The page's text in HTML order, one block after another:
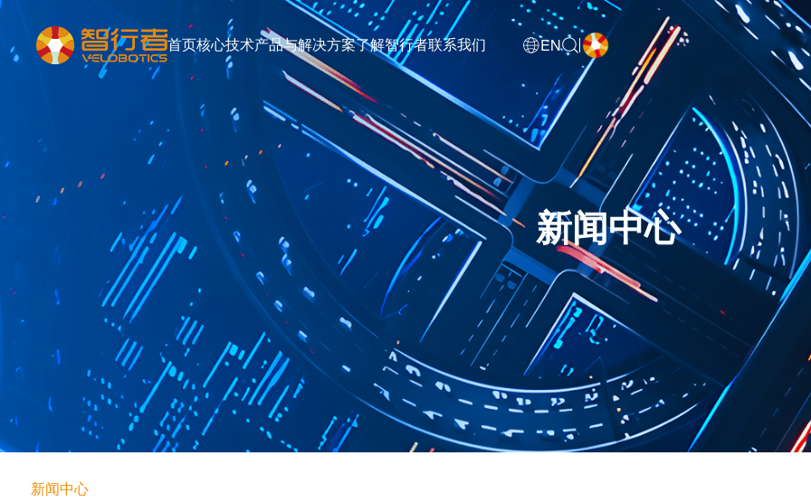
首页核心技术产品与解决方案了解智行者联系我们 EN
新闻中心
新闻中心